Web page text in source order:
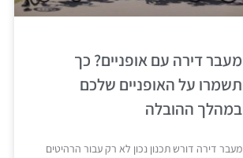
מעבר דירה עם אופניים? כך
תשמרו על האופניים שלכם
במהלך ההובלה
מעבר דירה דורש תכנון נכון לא רק עבור הרהיטים